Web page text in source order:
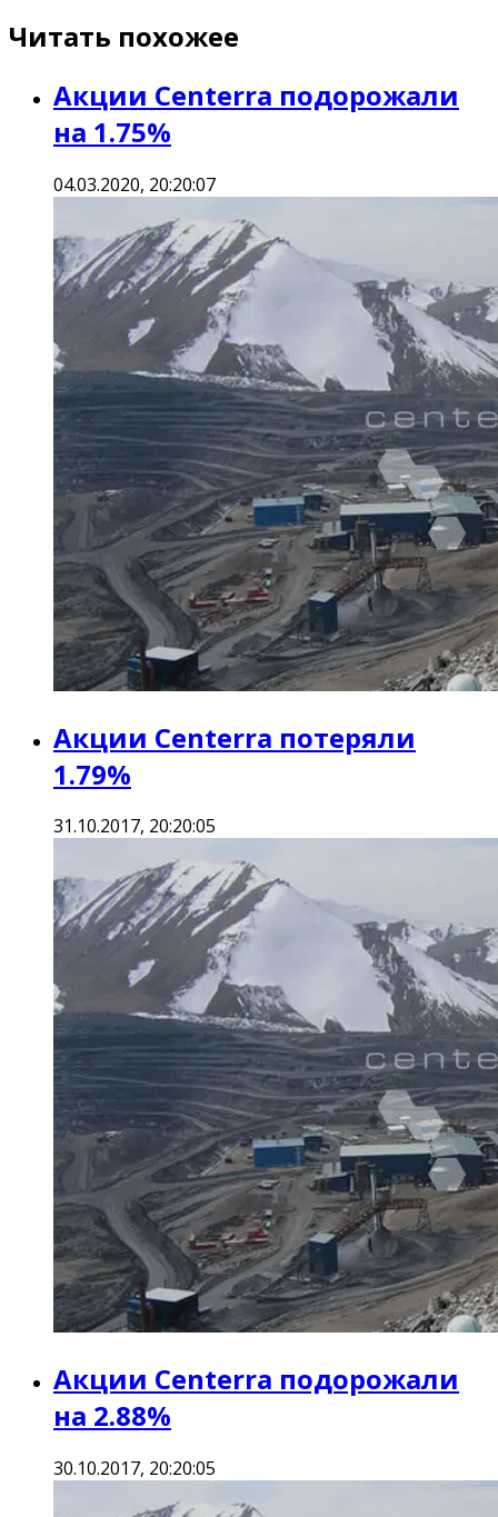
Читать похожее
Акции Centerra подорожали
на 1.75%
04.03.2020, 20:20:07
Акции Centerra потеряли
1.79%
31.10.2017, 20:20:05
Акции Centerra подорожали
на 2.88%
30.10.2017, 20:20:05